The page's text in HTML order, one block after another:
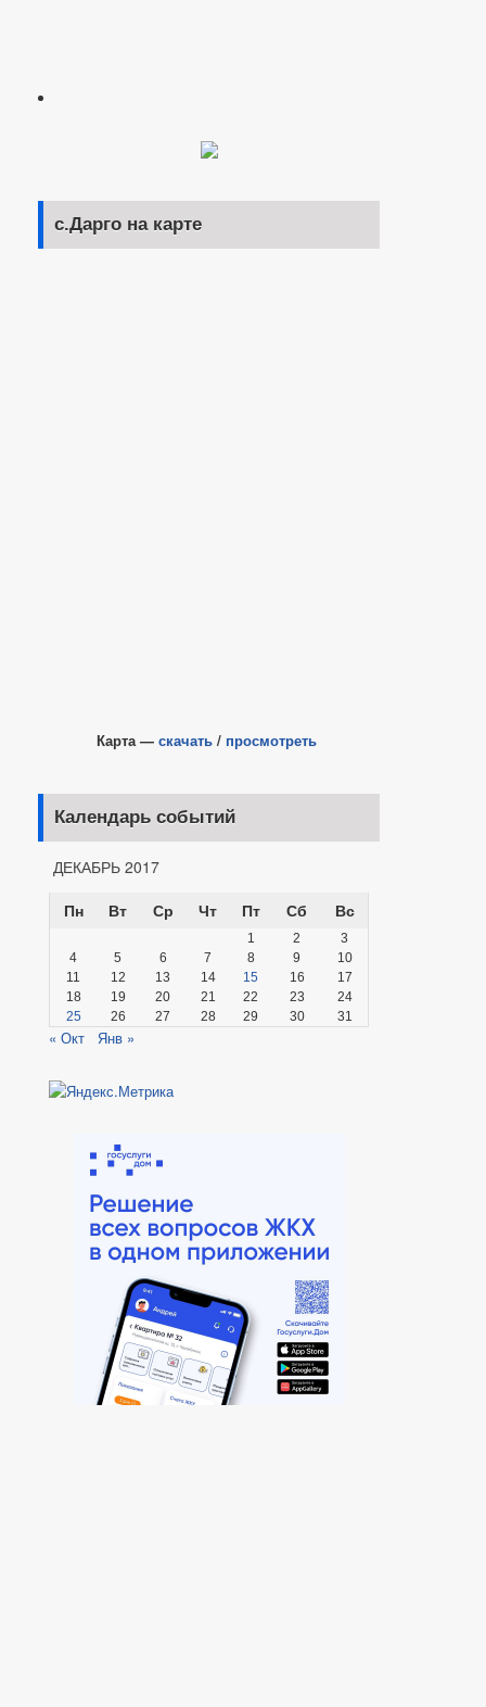
с.Дарго на карте
Карта — скачать / просмотреть
Календарь событий
ДЕКАБРЬ 2017
Пн
Вт Ср Чт Пт Сб Вс
1 2
3
4
5 6 7 8 9
10
11
12 13 14 15 16
17
18
19 20 21 22 23
24
25
26 27 28 29 30 31
« Окт Янв »